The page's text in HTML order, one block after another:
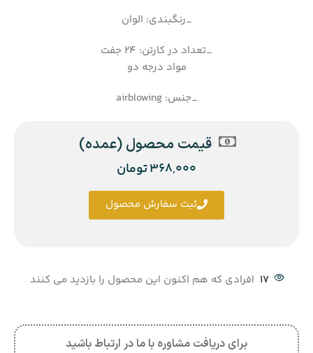
17 افرادی که هم اکنون این محصول را بازدید می کنند
برای دریافت مشاوره با ما در ارتباط باشید
_رنگبندی: الوان
_تعداد در کارتن: 24 جفت
مواد درجه دو
_جنس: airblowing
قیمت محصول (عمده)
368,000تومان
ثبت سفارش محصول